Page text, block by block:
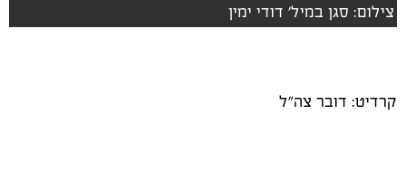
צילום: סגן במיל׳ דודי ימין
קרדיט: דובר צה"ל